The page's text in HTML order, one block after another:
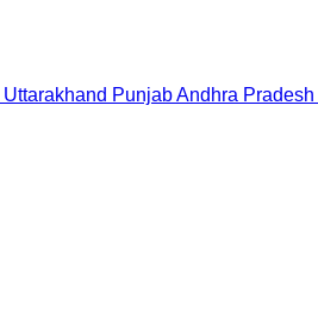
Uttarakhand PunjabAndhra Pradesh